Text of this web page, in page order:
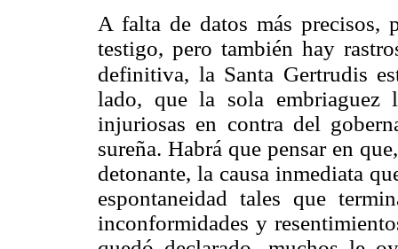
A falta de datos más
testigo, pero también hay
definitiva, la Santa Gertrudis
lado, que la sola embriaguez
injuriosas en contra del
sureña. Habrá que pensar en
detonante, la causa inmediata
espontaneidad tales que
inconformidades y